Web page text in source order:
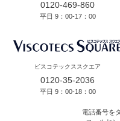
0120-469-860
平日 9：00-17：00
ビスコテックススクエア
0120-35-2036
平日 9：00-18：00
電話番号を